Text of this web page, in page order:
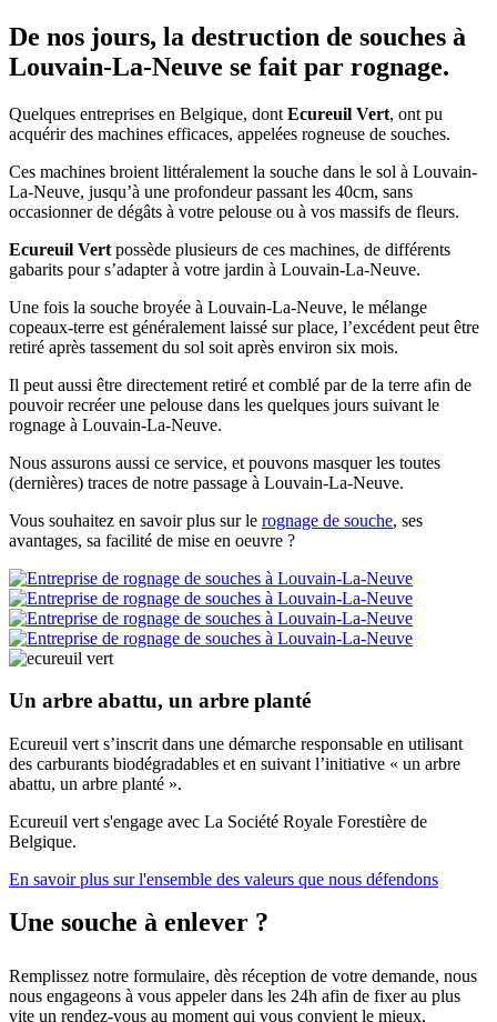
De nos jours, la destruction de souches à
Louvain-La-Neuve se fait par rognage.
Quelques entreprises en Belgique, dont Ecureuil Vert, ont pu
acquérir des machines efficaces, appelées rogneuse de souches.
Ces machines broient littéralement la souche dans le sol à Louvain-
La-Neuve, jusqu’à une profondeur passant les 40cm, sans
occasionner de dégâts à votre pelouse ou à vos massifs de fleurs.
Ecureuil Vert possède plusieurs de ces machines, de différents
gabarits pour s’adapter à votre jardin à Louvain-La-Neuve.
Une fois la souche broyée à Louvain-La-Neuve, le mélange
copeaux-terre est généralement laissé sur place, l’excédent peut être
retiré après tassement du sol soit après environ six mois.
Il peut aussi être directement retiré et comblé par de la terre afin de
pouvoir recréer une pelouse dans les quelques jours suivant le
rognage à Louvain-La-Neuve.
Nous assurons aussi ce service, et pouvons masquer les toutes
(dernières) traces de notre passage à Louvain-La-Neuve.
Vous souhaitez en savoir plus sur le rognage de souche, ses
avantages, sa facilité de mise en oeuvre ?
Un arbre abattu, un arbre planté
Ecureuil vert s’inscrit dans une démarche responsable en utilisant
des carburants biodégradables et en suivant l’initiative « un arbre
abattu, un arbre planté ».
Ecureuil vert s'engage avec La Société Royale Forestière de
Belgique.
En savoir plus sur l'ensemble des valeurs que nous défendons
Une souche à enlever ?
Remplissez notre formulaire, dès réception de votre demande, nous
nous engageons à vous appeler dans les 24h afin de fixer au plus
vite un rendez-vous au moment qui vous convient le mieux.